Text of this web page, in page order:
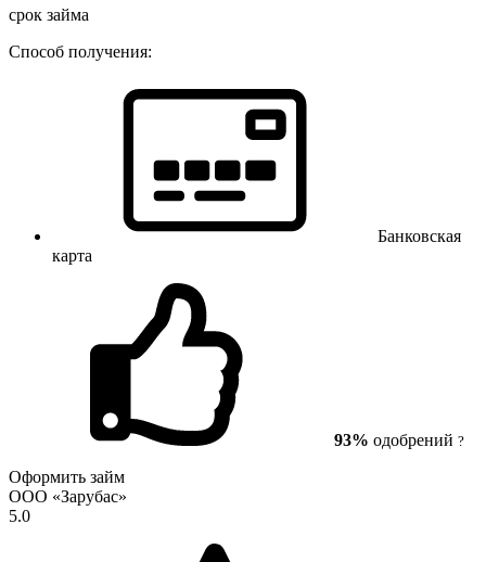
срок займа
Способ получения:
Банковская
карта
93% одобрений ?
Оформить займ
ООО «Зарубас»
5.0